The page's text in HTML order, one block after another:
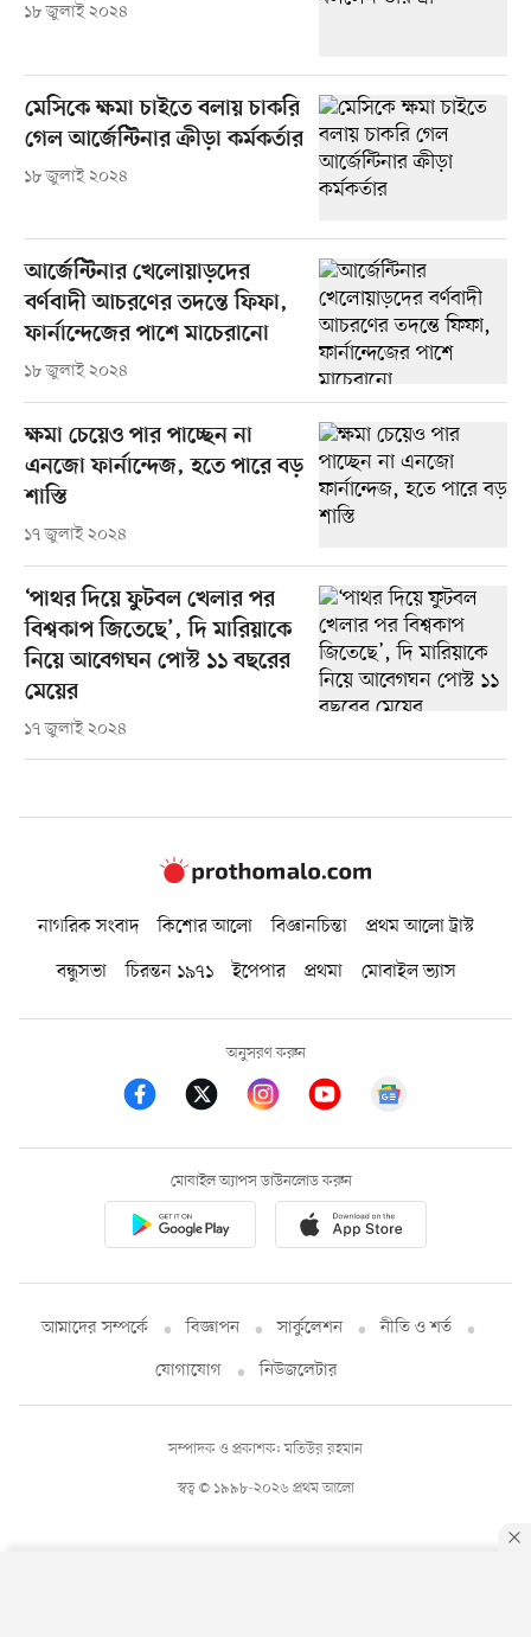
১৮ জুলাই ২০২৪
মেসিকে ক্ষমা চাইতে বলায় চাকরি
গেল আর্জেন্টিনার ক্রীড়া কর্মকর্তার
১৮ জুলাই ২০২৪
আর্জেন্টিনার খেলোয়াড়দের
বর্ণবাদী আচরণের তদন্তে ফিফা,
ফার্নান্দেজের পাশে মাচেরানো
১৮ জুলাই ২০২৪
ক্ষমা চেয়েও পার পাচ্ছেন না
এনজো ফার্নান্দেজ, হতে পারে বড়
শাস্তি
১৭ জুলাই ২০২৪
‘পাথর দিয়ে ফুটবল খেলার পর
বিশ্বকাপ জিতেছে’, দি মারিয়াকে
নিয়ে আবেগঘন পোস্ট ১১ বছরের
মেয়ের
১৭ জুলাই ২০২৪
নাগরিক সংবাদ কিশোর আলো বিজ্ঞানচিন্তা
প্রথম আলো ট্রাস্ট
বন্ধুসভা
চিরন্তন ১৯৭১ ইপেপার প্রথমা মোবাইল ভ্যাস
অনুসরণ করুন
মোবাইল অ্যাপস ডাউনলোড করুন
আমাদের সম্পর্কে বিজ্ঞাপন সার্কুলেশন
নীতি ও শর্ত
যোগাযোগ
নিউজলেটার
স্বত্ব © ১৯৯৮-২০২৬ প্রথম আলো
সম্পাদক ও প্রকাশক: মতিউর রহমান